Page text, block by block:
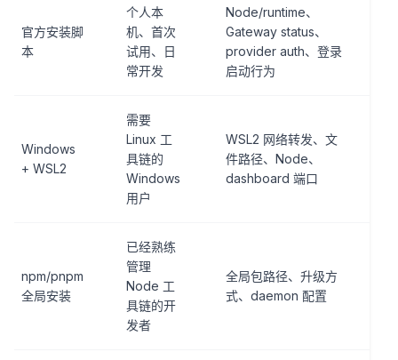
官方安装脚
本
个人本
机、首次
试用、日
常开发
Node/runtime、
Gateway status、
provider auth、登录
启动行为
Windows
+ WSL2
需要
Linux 工
具链的
Windows
用户
WSL2 网络转发、文
件路径、Node、
dashboard 端口
npm/pnpm
全局安装
已经熟练
管理
Node 工
具链的开
发者
全局包路径、升级方
式、daemon 配置